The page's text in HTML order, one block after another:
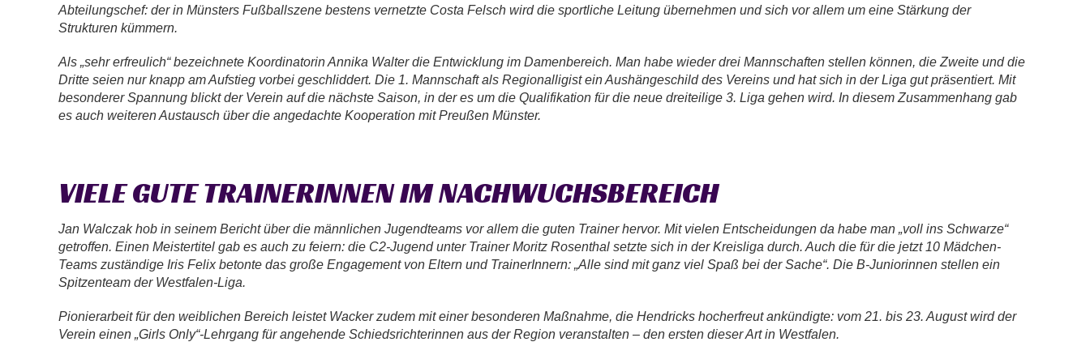
Abteilungschef: der in Münsters Fußballszene bestens vernetzte Costa Felsch wird die sportliche Leitung übernehmen und sich vor allem um eine Stärkung der
Strukturen kümmern.
Als „sehr erfreulich“ bezeichnete Koordinatorin Annika Walter die Entwicklung im Damenbereich. Man habe wieder drei Mannschaften stellen können, die Zweite und die
Dritte seien nur knapp am Aufstieg vorbei geschliddert. Die 1. Mannschaft als Regionalligist ein Aushängeschild des Vereins und hat sich in der Liga gut präsentiert. Mit
besonderer Spannung blickt der Verein auf die nächste Saison, in der es um die Qualifikation für die neue dreiteilige 3. Liga gehen wird. In diesem Zusammenhang gab
es auch weiteren Austausch über die angedachte Kooperation mit Preußen Münster.
VIELE GUTE TRAINERINNEN IM NACHWUCHSBEREICH
Jan Walczak hob in seinem Bericht über die männlichen Jugendteams vor allem die guten Trainer hervor. Mit vielen Entscheidungen da habe man „voll ins Schwarze“
getroffen. Einen Meistertitel gab es auch zu feiern: die C2-Jugend unter Trainer Moritz Rosenthal setzte sich in der Kreisliga durch. Auch die für die jetzt 10 Mädchen-
Teams zuständige Iris Felix betonte das große Engagement von Eltern und TrainerInnern: „Alle sind mit ganz viel Spaß bei der Sache“. Die B-Juniorinnen stellen ein
Spitzenteam der Westfalen-Liga.
Pionierarbeit für den weiblichen Bereich leistet Wacker zudem mit einer besonderen Maßnahme, die Hendricks hocherfreut ankündigte: vom 21. bis 23. August wird der
Verein einen „Girls Only“-Lehrgang für angehende Schiedsrichterinnen aus der Region veranstalten – den ersten dieser Art in Westfalen.